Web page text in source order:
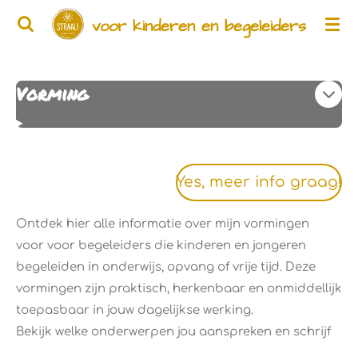
Ga
de
hoofdinhoud
voor kinderen en begeleiders
Vorming
Yes, meer info graag!
Ontdek hier alle informatie over mijn vormingen
voor voor begeleiders die kinderen en jongeren
begeleiden in onderwijs, opvang of vrije tijd. Deze
vormingen zijn praktisch, herkenbaar en onmiddellijk
toepasbaar in jouw dagelijkse werking.
Bekijk welke onderwerpen jou aanspreken en schrijf